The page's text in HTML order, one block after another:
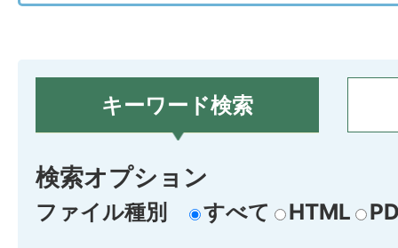
キーワード検索
検索オプション
ファイル種別 すべて HTML